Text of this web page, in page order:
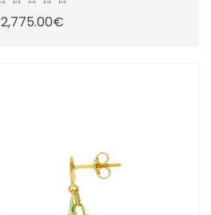
2,775.00€